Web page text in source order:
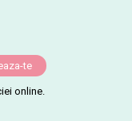
online.